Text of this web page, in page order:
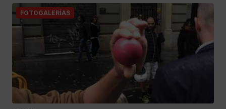
FOTOGALERÍAS